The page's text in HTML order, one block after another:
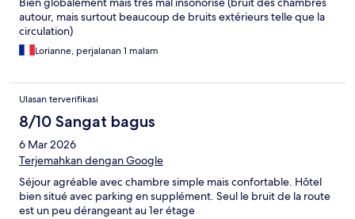
autour, mais surtout beaucoup de bruits extérieurs telle que la
circulation)
Lorianne, perjalanan 1 malam
Ulasan terverifikasi
8/10 Sangat bagus
6 Mar 2026
Terjemahkan dengan Google
Séjour agréable avec chambre simple mais confortable. Hôtel
bien situé avec parking en supplément. Seul le bruit de la route
est un peu dérangeant au 1er étage